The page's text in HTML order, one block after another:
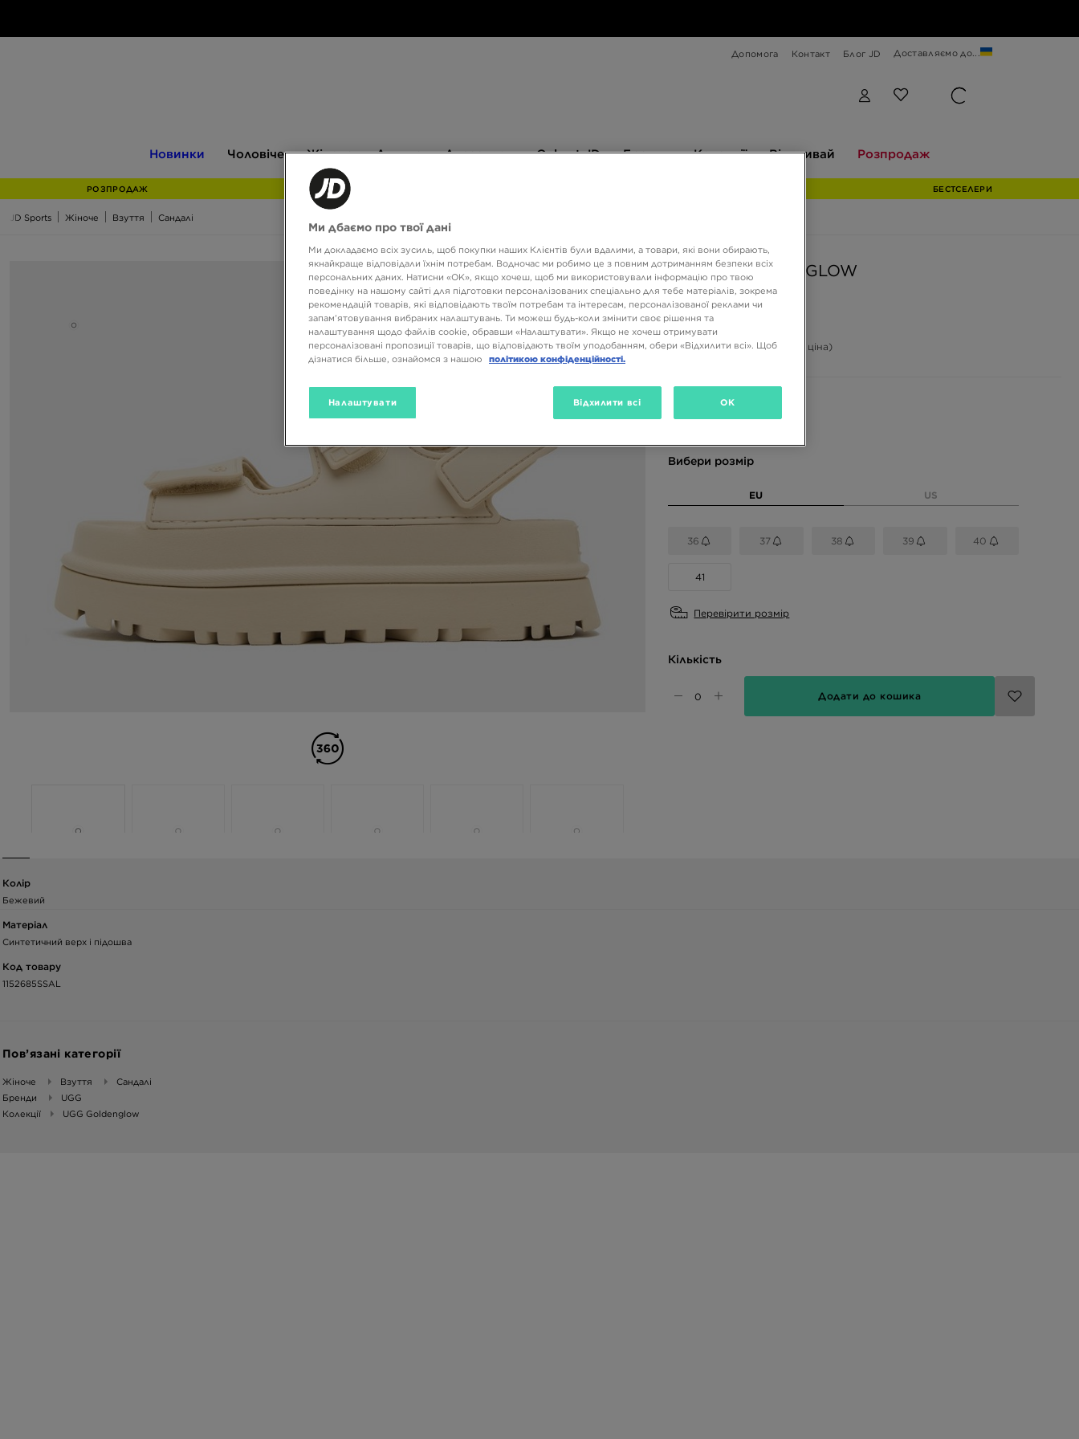
Допомога Контакт Блог JD Доставляємо до...
Новинки Чоловіче Жіноче Дитяче Аксесуари Only at JD Бренди Колекції Відкривай Розпродаж
РОЗПРОДАЖ БЕСТСЕЛЕРИ
JD Sports Жіноче Взуття Сандалі
UGG W GOLDENGLOW
3999 ГРН
5499 ГРН -27% (Початкова ціна)
Доступні кольори
Вибери розмір
EU US
36 37 38 39 40
41
Перевірити розмір
Кількість
Додати до кошика
Колір
Бежевий
Матеріал
Синтетичний верх і підошва
Код товару
1152685SSAL
Пов’язані категорії
Жіноче Взуття
Сандалі
Бренди
UGG
Колекції
UGG Goldenglow
Ми дбаємо про твої дані
Ми докладаємо всіх зусиль, щоб покупки наших Клієнтів були вдалими, а товари, які вони обирають,
якнайкраще відповідали їхнім потребам. Водночас ми робимо це з повним дотриманням безпеки всіх
персональних даних. Натисни «OK», якщо хочеш, щоб ми використовували інформацію про твою
поведінку на нашому сайті для підготовки персоналізованих спеціально для тебе матеріалів, зокрема
рекомендацій товарів, які відповідають твоїм потребам та інтересам, персоналізованої реклами чи
запам’ятовування вибраних налаштувань. Ти можеш будь-коли змінити своє рішення та
налаштування щодо файлів cookie, обравши «Налаштувати». Якщо не хочеш отримувати
персоналізовані пропозиції товарів, що відповідають твоїм уподобанням, обери «Відхилити всі». Щоб
дізнатися більше, ознайомся з нашою
політикою конфіденційності.
Налаштувати Відхилити всі OK